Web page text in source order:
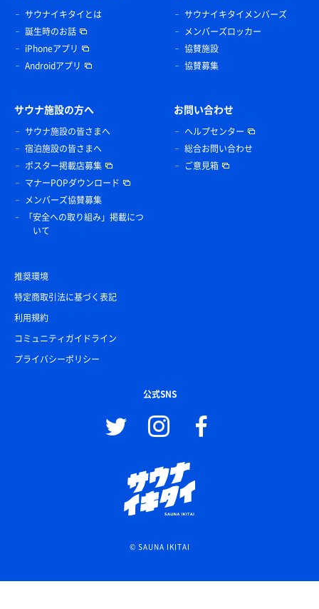
サウナイキタイとは
誕生時のお話
iPhoneアプリ
Androidアプリ
サウナイキタイメンバーズ
メンバーズロッカー
協賛施設
協賛募集
サウナ施設の方へ
サウナ施設の皆さまへ
宿泊施設の皆さまへ
ポスター掲載店募集
マナーPOPダウンロード
メンバーズ協賛募集
「安全への取り組み」掲載につ
いて
お問い合わせ
ヘルプセンター
総合お問い合わせ
ご意見箱
推奨環境
特定商取引法に基づく表記
利用規約
コミュニティガイドライン
プライバシーポリシー
公式SNS
© SAUNA IKITAI